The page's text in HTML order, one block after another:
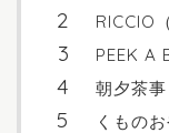
RICCIO
PEEK A
朝夕茶事
くもの